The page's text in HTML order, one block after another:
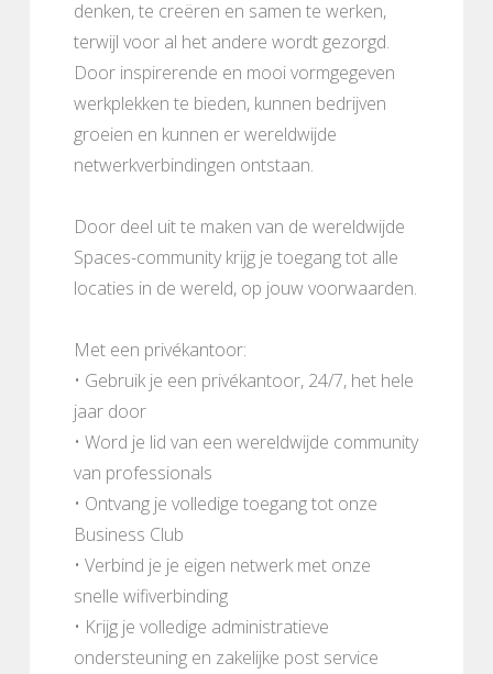
denken, te creëren en samen te werken,
terwijl voor al het andere wordt gezorgd.
Door inspirerende en mooi vormgegeven
werkplekken te bieden, kunnen bedrijven
groeien en kunnen er wereldwijde
netwerkverbindingen ontstaan.
Door deel uit te maken van de wereldwijde
Spaces-community krijg je toegang tot alle
locaties in de wereld, op jouw voorwaarden.
Met een privékantoor:
• Gebruik je een privékantoor, 24/7, het hele
jaar door
• Word je lid van een wereldwijde community
van professionals
• Ontvang je volledige toegang tot onze
Business Club
• Verbind je je eigen netwerk met onze
snelle wifiverbinding
• Krijg je volledige administratieve
ondersteuning en zakelijke post service